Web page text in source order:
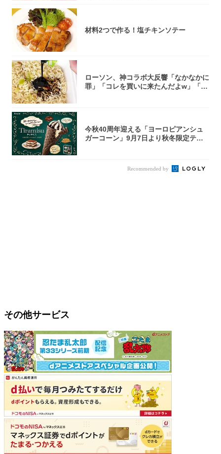
材料2つで作る！塩チキンソテー
ローソン、神コラボ大反響「なかなかに
罪」「コレを買いに来たんだよw」「３
今秋40周年迎える「ヨーロピアンシュ
ガーコーン」9月7日より秋冬限定ティ
Recommended by
その他サービス